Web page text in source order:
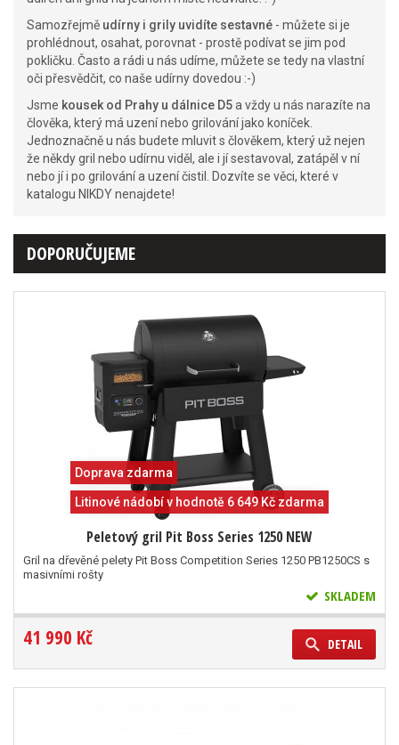
Samozřejmě udírny i grily uvidíte sestavné - můžete si je
prohlédnout, osahat, porovnat - prostě podívat se jim pod
pokličku. Často a rádi u nás udíme, můžete se tedy na vlastní
oči přesvědčit, co naše udírny dovedou :-)
Jsme kousek od Prahy u dálnice D5a vždy u nás narazíte na
člověka, který má uzení nebo grilování jako koníček.
Jednoznačně u nás budete mluvit s člověkem, který už nejen
že někdy gril nebo udírnu viděl, ale i jí sestavoval, zatápěl v ní
nebo jí i po grilování a uzení čistil. Dozvíte se věci, které v
katalogu NIKDY nenajdete!
DOPORUČUJEME
Doprava zdarma
Litinové nádobí v hodnotě 6 649 Kč zdarma
Peletový gril Pit Boss Series 1250 NEW
Gril na dřevěné pelety Pit Boss Competition Series 1250 PB1250CS s
masivními rošty
SKLADEM
41 990 Kč DETAIL